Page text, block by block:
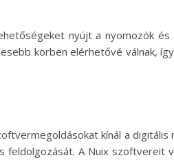
nyújt a nyomozók
körben elérhetővé válnak,
kínál a
A Nuix